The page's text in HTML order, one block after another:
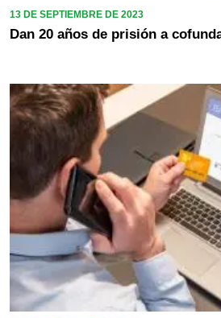
13 DE SEPTIEMBRE DE 2023
Dan 20 años de prisión a